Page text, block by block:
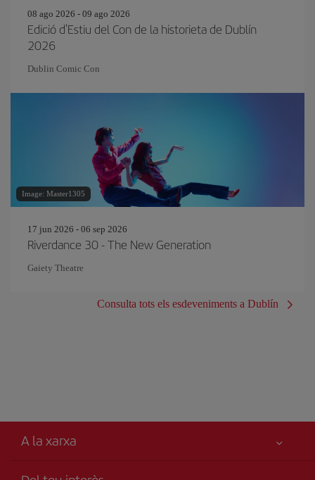
08 ago 2026 - 09 ago 2026
Edició d'Estiu del Con de la historieta de Dublín
2026
Dublin Comic Con
Image: Master1305
17 jun 2026 - 06 sep 2026
Riverdance 30 - The New Generation
Gaiety Theatre
Consulta tots els esdeveniments a Dublín
A la xarxa